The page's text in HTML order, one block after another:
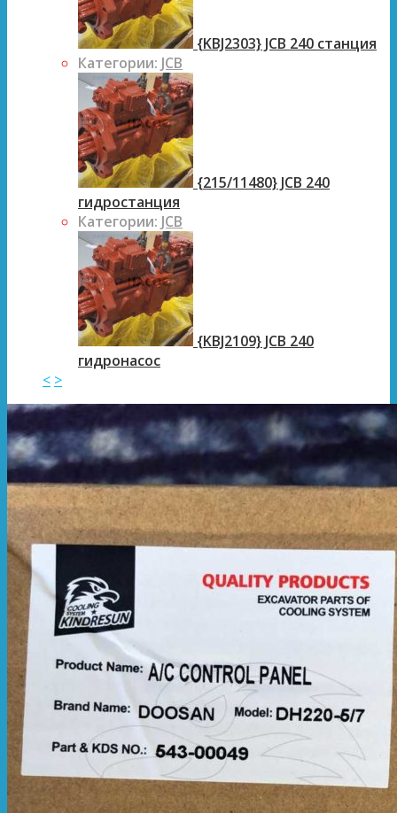
{KBJ2303} JCB 240 станция
Категории: JCB
{215/11480} JCB 240
гидростанция
Категории: JCB
{KBJ2109} JCB 240
гидронасос
< >